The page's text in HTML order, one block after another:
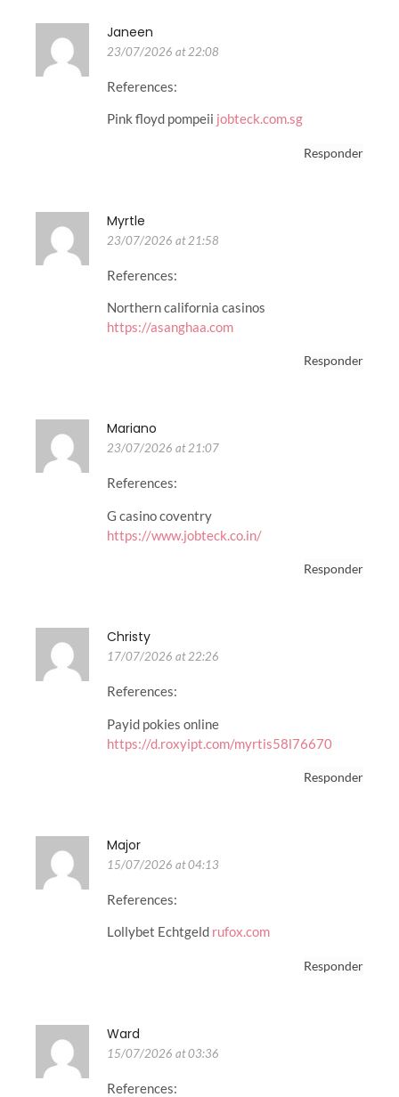
Janeen
23/07/2026 at 22:08
References:
Pink floyd pompeii jobteck.com.sg
Responder
Myrtle
23/07/2026 at 21:58
References:
Northern california casinos
https://asanghaa.com
Responder
Mariano
23/07/2026 at 21:07
References:
G casino coventry
https://www.jobteck.co.in/
Responder
Christy
17/07/2026 at 22:26
References:
Payid pokies online
https://d.roxyipt.com/myrtis58l76670
Responder
Major
15/07/2026 at 04:13
References:
Lollybet Echtgeld rufox.com
Responder
Ward
15/07/2026 at 03:36
References: